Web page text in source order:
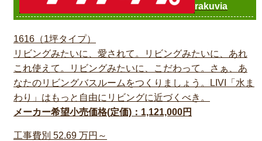
rakuvia
1616（1坪タイプ）
リビングみたいに、愛されて。リビングみたいに、あれ
これ使えて。リビングみたいに、こだわって。さぁ、あ
なたのリビングバスルームをつくりましょう。LIVI「水ま
わり」はもっと自由にリビングに近づくべき。
メーカー希望小売価格(定価)：1,121,000円
工事費別 52.69 万円～